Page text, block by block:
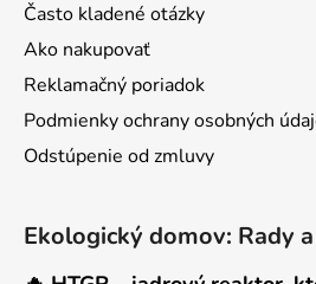
Často kladené otázky
Ako nakupovať
Reklamačný poriadok
Podmienky ochrany osobných
Odstúpenie od zmluvy
Ekologický domov: Rady